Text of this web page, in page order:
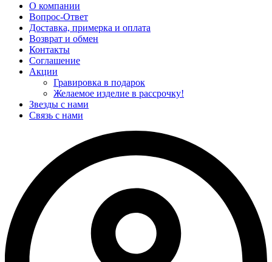
О компании
Вопрос-Ответ
Доставка, примерка и оплата
Возврат и обмен
Контакты
Соглашение
Акции
Гравировка в подарок
Желаемое изделие в рассрочку!
Звезды с нами
Связь с нами